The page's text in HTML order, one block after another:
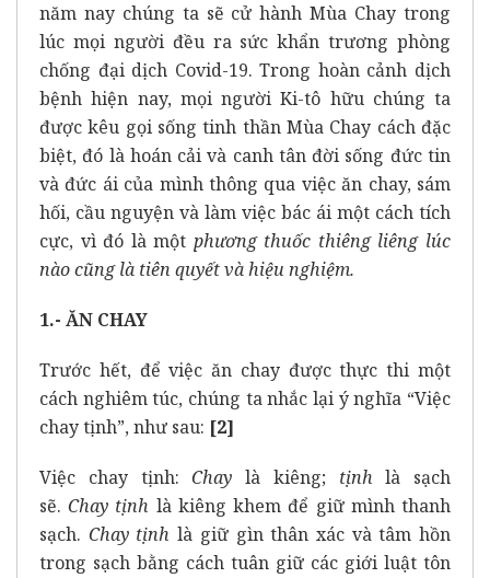
năm nay chúng ta sẽ cử hành Mùa Chay trong
lúc mọi người đều ra sức khẩn trương phòng
chống đại dịch Covid-19. Trong hoàn cảnh dịch
bệnh hiện nay, mọi người Ki-tô hữu chúng ta
được kêu gọi sống tinh thần Mùa Chay cách đặc
biệt, đó là hoán cải và canh tân đời sống đức tin
và đức ái của mình thông qua việc ăn chay, sám
hối, cầu nguyện và làm việc bác ái một cách tích
cực, vì đó là một phương thuốc thiêng liêng lúc
nào cũng là tiên quyết và hiệu nghiệm.
1.- ĂN CHAY
Trước hết, để việc ăn chay được thực thi một
cách nghiêm túc, chúng ta nhắc lại ý nghĩa “Việc
chay tịnh”, như sau: [2]
Việc chay tịnh:Chay là kiêng; tịnh là sạch
sẽ.Chay tịnh là kiêng khem để giữ mình thanh
sạch. Chay tịnh là giữ gìn thân xác và tâm hồn
trong sạch bằng cách tuân giữ các giới luật tôn